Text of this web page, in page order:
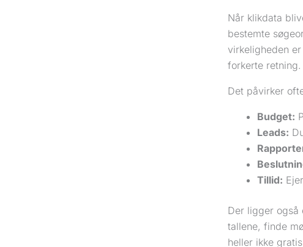
Når klikdata
bestemte
virkeligheden
forkerte retning.
Det påvirker
Budget:
Leads:
Tillid:
Der ligger
tallene, finde
heller ikke